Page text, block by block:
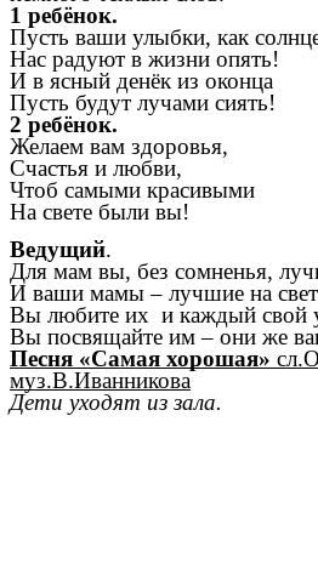
1 ребёнок.
Пусть ваши улыбки, как
Нас радуют в жизни опять!
И в ясный денёк из оконца
Пусть будут лучами сиять!
2 ребёнок.
Желаем вам здоровья,
Счастья и любви,
Чтоб самыми красивыми
На свете были вы!
Ведущий.
Для мам вы, без сомненья,
И ваши мамы – лучшие на
Вы любите их и каждый свой
Вы посвящайте им – они же
Песня «Самая хорошая»
муз.В.Иванникова
Дети уходят из зала.